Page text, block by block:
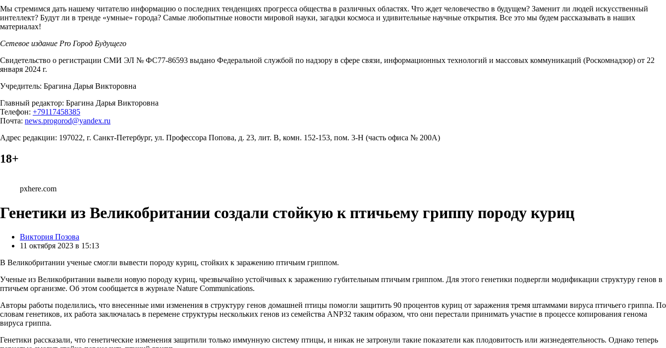
Мы стремимся дать нашему читателю информацию о последних тенденциях прогресса общества в различных областях. Что ждет человечество в будущем? Заменит ли людей искусственный
интеллект? Будут ли в тренде «умные» города? Самые любопытные новости мировой науки, загадки космоса и удивительные научные открытия. Все это мы будем рассказывать в наших
материалах!
Сетевое издание Pro Город Будущего
Свидетельство о регистрации СМИ ЭЛ № ФС77-86593 выдано Федеральной службой по надзору в сфере связи, информационных технологий и массовых коммуникаций (Роскомнадзор) от 22
января 2024 г.
Учредитель: Брагина Дарья Викторовна
Главный редактор: Брагина Дарья Викторовна
Телефон: +79117458385
Почта: news.progorod@yandex.ru
Адрес редакции: 197022, г. Санкт-Петербург, ул. Профессора Попова, д. 23, лит. В, комн. 152-153, пом. 3-Н (часть офиса № 200А)
18+
pxhere.com
Генетики из Великобритании создали стойкую к птичьему гриппу породу куриц
Posted
by
Виктория Позова
11 октября 2023 в 15:13
В Великобритании ученые смогли вывести породу куриц, стойких к заражению птичьим гриппом.
Ученые из Великобритании вывели новую породу куриц, чрезвычайно устойчивых к заражению губительным птичьим гриппом. Для этого генетики подвергли модификации структуру генов в
птичьем организме. Об этом сообщается в журнале Nature Communications.
Авторы работы поделились, что внесенные ими изменения в структуру генов домашней птицы помогли защитить 90 процентов куриц от заражения тремя штаммами вируса птичьего гриппа. По
словам генетиков, их работа заключалась в перемене структуры нескольких генов из семейства ANP32 таким образом, что они перестали принимать участие в процессе копирования генома
вируса гриппа.
Генетики рассказали, что генетические изменения защитили только иммунную систему птицы, и никак не затронули такие показатели как плодовитость или жизнедеятельность. Однако теперь